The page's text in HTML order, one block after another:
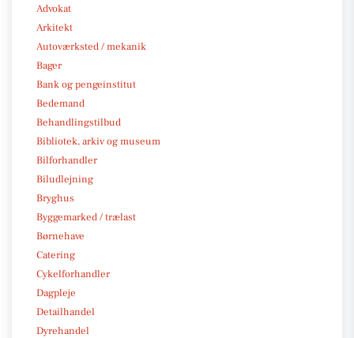
Advokat
Arkitekt
Autoværksted / mekanik
Bager
Bank og pengeinstitut
Bedemand
Behandlingstilbud
Bibliotek, arkiv og museum
Bilforhandler
Biludlejning
Bryghus
Byggemarked / trælast
Børnehave
Catering
Cykelforhandler
Dagpleje
Detailhandel
Dyrehandel